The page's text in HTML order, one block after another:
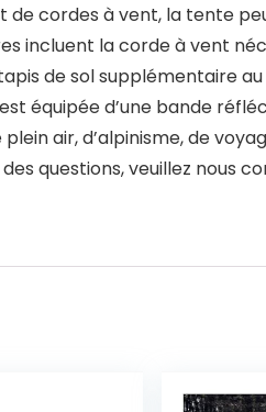
de cordes à vent, la tente
incluent la corde à vent
de sol supplémentaire
équipée d’une bande
plein air, d’alpinisme, de
des questions, veuillez